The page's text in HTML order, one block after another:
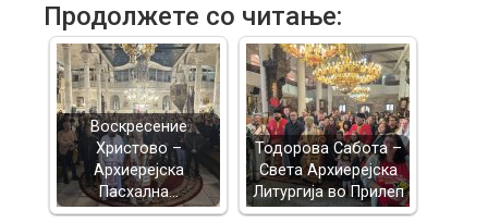
Продолжете со читање:
Воскресение
Христово –
Архиерејска
Пасхална…
Тодорова Сабота –
Света Архиерејска
Литургија во Прилеп